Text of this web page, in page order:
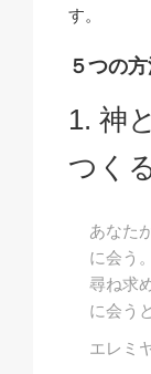
す。
５つの
神
つく
あなた
に会う
尋ね求
に会う
エレミ